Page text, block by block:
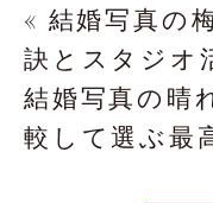
« 結婚写真の
訣とスタジオ
結婚写真の晴
較して選ぶ最